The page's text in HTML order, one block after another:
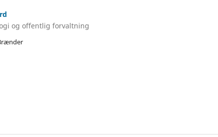
og offentlig forvaltning